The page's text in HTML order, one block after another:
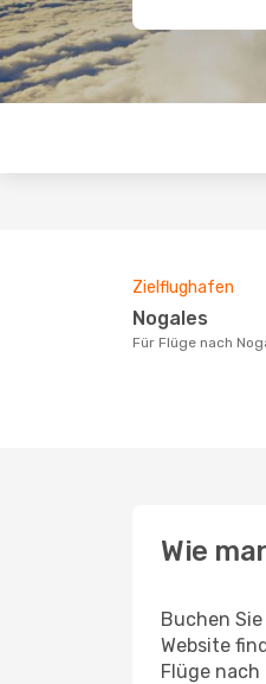
Zielflughafen
Nogales
Für Flüge nach
Wie
Buchen
Website
Flüge